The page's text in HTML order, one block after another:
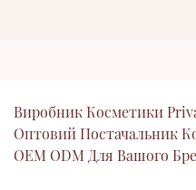
Виробник Косметики
Оптовий Постачальник
OEM ODM Для Вашого